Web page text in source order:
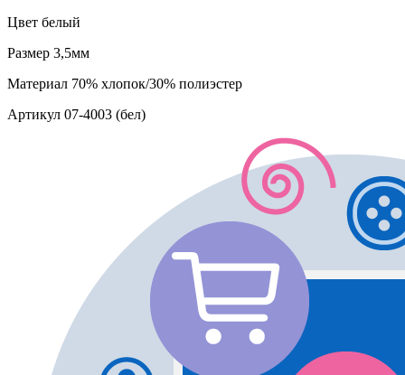
Цвет белый
Размер 3,5мм
Материал 70% хлопок/30% полиэстер
Артикул 07-4003 (бел)